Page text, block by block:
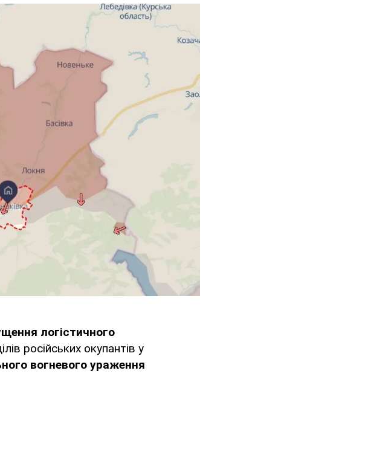
логістичного
російських окупантів у
вогневого ураження